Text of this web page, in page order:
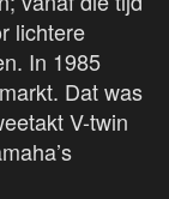
lichtere
In 1985
Dat was
V-twin